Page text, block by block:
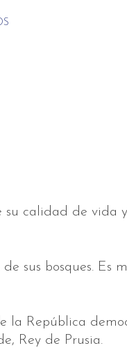
calidad de vida
sus bosques. Es
la República
Rey de Prusia.